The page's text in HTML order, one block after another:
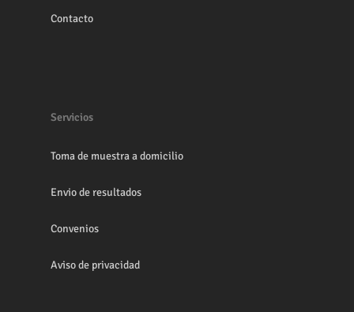
Contacto
Servicios
Toma de muestra a domicilio
Envio de resultados
Convenios
Aviso de privacidad